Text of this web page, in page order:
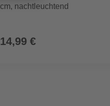
cm, nachtleuchtend
14,99 €